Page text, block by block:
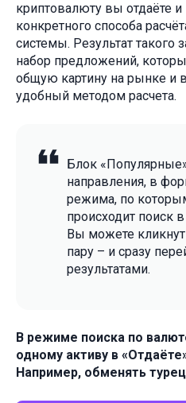
криптовалюту вы отдаёте и
конкретного способа
системы. Результат такого
набор предложений,
общую картину на рынке и
удобный методом расчета.
Блок
направления, в
режима, по
происходит поиск
Вы можете
пару – и сразу
результатами.
В режиме поиска по
одному активу в
Например, обменять